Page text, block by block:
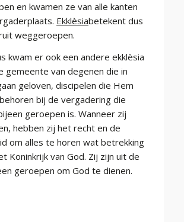
en kwamen ze van alle kanten
Ekklèsiabetekent dus
weggeroepen.
kwam er ook een andere ekklèsia
gemeente van degenen die in
geloven, discipelen die Hem
bij de vergadering die
geroepen is. Wanneer zij
hebben zij het recht en de
om alles te horen wat betrekking
Koninkrijk van God. Zij zijn uit de
geroepen om God te dienen.